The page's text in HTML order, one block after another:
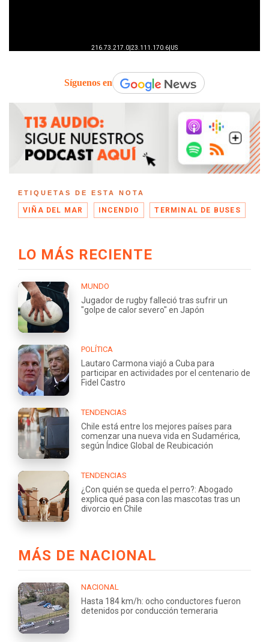
Síguenos en
ETIQUETAS DE ESTA NOTA
VIÑA DEL MAR INCENDIO TERMINAL DE BUSES
LO MÁS RECIENTE
MUNDO
Jugador de rugby falleció tras sufrir un
"golpe de calor severo" en Japón
POLÍTICA
Lautaro Carmona viajó a Cuba para
participar en actividades por el centenario de
Fidel Castro
TENDENCIAS
Chile está entre los mejores países para
comenzar una nueva vida en Sudamérica,
según Índice Global de Reubicación
TENDENCIAS
¿Con quién se queda el perro?: Abogado
explica qué pasa con las mascotas tras un
divorcio en Chile
MÁS DE NACIONAL
NACIONAL
Hasta 184 km/h: ocho conductores fueron
detenidos por conducción temeraria